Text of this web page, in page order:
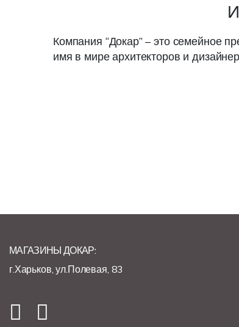
Компания “Докар” – это семейное
имя в мире архитекторов и
МАГАЗИНЫ ДОКАР:
г.Харьков, ул.Полевая, 83